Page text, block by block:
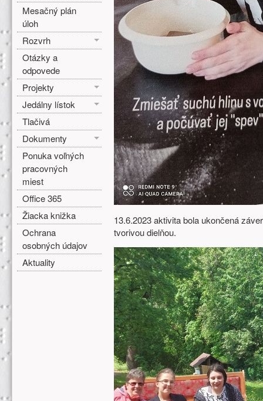
Mesačný plán
úloh
Rozvrh
Otázky a
odpovede
Projekty
Jedálny lístok
Tlačivá
Dokumenty
Ponuka voľných
pracovných
miest
Office 365
Žiacka knižka
Ochrana
osobných údajov
Aktuality
13.6.2023 aktivita bola ukončená
tvorivou dielňou.